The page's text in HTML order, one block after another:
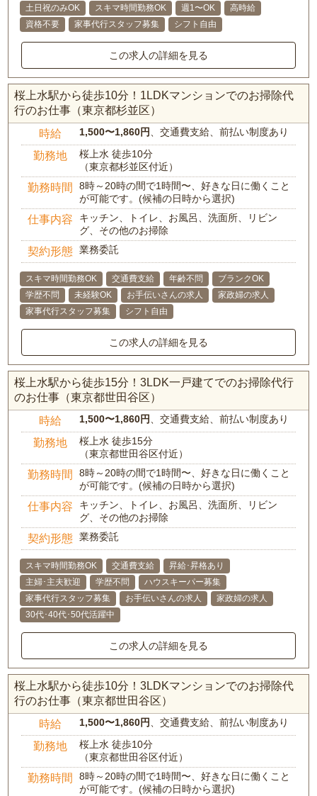
土日祝のみOK スキマ時間勤務OK 週1〜OK
高時給
資格不要
家事代行スタッフ募集 シフト自由
この求人の詳細を見る
桜上水駅から徒歩10分！1LDKマンションでのお掃除代
行のお仕事（東京都杉並区）
時給 1,500〜1,860円、交通費支給、前払い制度あり
勤務地
桜上水 徒歩10分
（東京都杉並区付近）
勤務時間
8時～20時の間で1時間〜、好きな日に働くこと
が可能です。(候補の日時から選択)
仕事内容
キッチン、トイレ、お風呂、洗面所、リビン
グ、その他のお掃除
契約形態 業務委託
スキマ時間勤務OK 交通費支給 年齢不問
ブランクOK
学歴不問
未経験OK お手伝いさんの求人
家政婦の求人
家事代行スタッフ募集
シフト自由
この求人の詳細を見る
桜上水駅から徒歩15分！3LDK一戸建てでのお掃除代行
のお仕事（東京都世田谷区）
時給 1,500〜1,860円、交通費支給、前払い制度あり
勤務地
桜上水 徒歩15分
（東京都世田谷区付近）
勤務時間
8時～20時の間で1時間〜、好きな日に働くこと
が可能です。(候補の日時から選択)
仕事内容
キッチン、トイレ、お風呂、洗面所、リビン
グ、その他のお掃除
契約形態 業務委託
スキマ時間勤務OK 交通費支給
昇給･昇格あり
主婦･主夫歓迎
学歴不問
ハウスキーパー募集
家事代行スタッフ募集
お手伝いさんの求人
家政婦の求人
30代･40代･50代活躍中
この求人の詳細を見る
桜上水駅から徒歩10分！3LDKマンションでのお掃除代
行のお仕事（東京都世田谷区）
時給 1,500〜1,860円、交通費支給、前払い制度あり
勤務地
桜上水 徒歩10分
（東京都世田谷区付近）
勤務時間
8時～20時の間で1時間〜、好きな日に働くこと
が可能です。(候補の日時から選択)